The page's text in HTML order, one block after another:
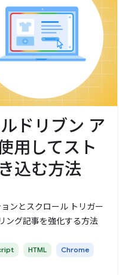
ドリブン ア
用してスト
込む方法
ンとスクロール トリガー
ング記事を強化する方法
HTML Chrome